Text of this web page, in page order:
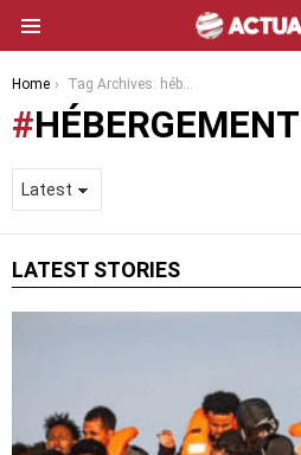
You are here:
Home Tag Archives: hébergement migrants
LATEST STORIES